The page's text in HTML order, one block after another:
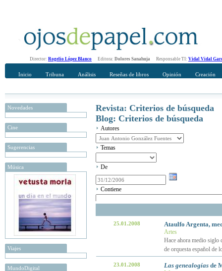
Director: Rogelio López Blanco Editora: Dolores Sanahuja Responsable TI: Vidal Vidal
Inicio Tribuna Análisis Reseñas de libros Opinión Creación
Novedades
Cine
Sugerencias
Música
Viajes
MundoDigital
Revista: Criterios de búsqueda
Blog: Criterios de búsqueda
Autores
Temas
De
Contiene
25.01.2008 Ataulfo Argenta,
Artes
Hace ahora medio siglo
de orquesta español de
23.01.2008 Las genealogíasde